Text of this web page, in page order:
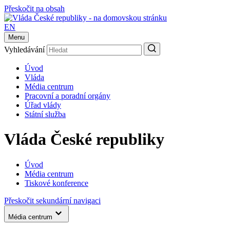
Přeskočit na obsah
EN
Menu
Vyhledávání
Úvod
Vláda
Média centrum
Pracovní a poradní orgány
Úřad vlády
Státní služba
Vláda České republiky
Úvod
Média centrum
Tiskové konference
Přeskočit sekundární navigaci
Média centrum